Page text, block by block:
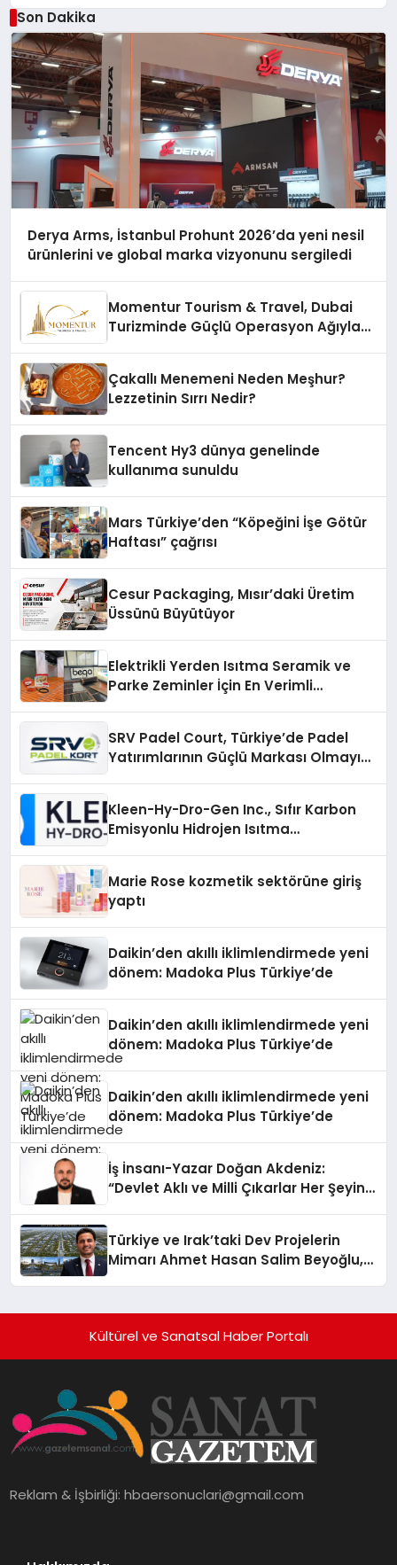
Son Dakika
Derya Arms, İstanbul Prohunt 2026’da yeni nesil
ürünlerini ve global marka vizyonunu sergiledi
Momentur Tourism & Travel, Dubai
Turizminde Güçlü Operasyon Ağıyla
Çakallı Menemeni Neden Meşhur?
Lezzetinin Sırrı Nedir?
Tencent Hy3 dünya genelinde
kullanıma sunuldu
Mars Türkiye’den “Köpeğini İşe Götür
Haftası” çağrısı
Cesur Packaging, Mısır’daki Üretim
Üssünü Büyütüyor
Elektrikli Yerden Isıtma Seramik ve
Parke Zeminler İçin En Verimli
SRV Padel Court, Türkiye’de Padel
Yatırımlarının Güçlü Markası Olmayı
Kleen-Hy-Dro-Gen Inc., Sıfır Karbon
Emisyonlu Hidrojen Isıtma
Marie Rose kozmetik sektörüne giriş
yaptı
Daikin’den akıllı iklimlendirmede yeni
dönem: Madoka Plus Türkiye’de
Daikin’den akıllı iklimlendirmede yeni
dönem: Madoka Plus Türkiye’de
Daikin’den akıllı iklimlendirmede yeni
dönem: Madoka Plus Türkiye’de
İş İnsanı-Yazar Doğan Akdeniz:
“Devlet Aklı ve Milli Çıkarlar Her Şeyin
Türkiye ve Irak’taki Dev Projelerin
Mimarı Ahmet Hasan Salim Beyoğlu,
Hayata Geçirecek
Kültürel ve Sanatsal Haber Portalı
Reklam & İşbirliği:hbaersonuclari@gmail.com